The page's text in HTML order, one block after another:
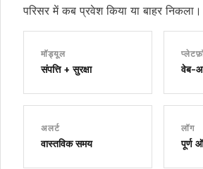
परिसर में कब प्रवेश किया या बाहर निकला।
मॉड्यूल
संपत्ति + सुरक्षा वेब-
अलर्ट
वास्तविक समय
लॉग
पूर्ण